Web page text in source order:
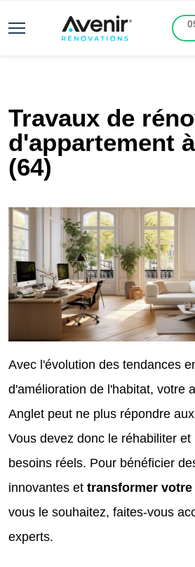
Travaux de
d'appartement
(64)
Avec l'évolution des tendances
d'amélioration de l'habitat, votre
Anglet peut ne plus répondre
Vous devez donc le réhabiliter
besoins réels. Pour bénéficier
innovantes et transformer
vous le souhaitez, faites-vous
experts.